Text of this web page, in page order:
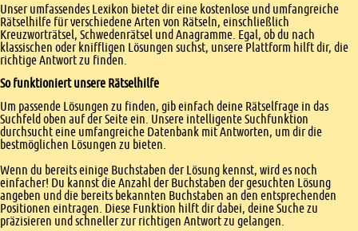
Unser umfassendes Lexikon bietet dir eine kostenlose und umfangreiche
Rätselhilfe für verschiedene Arten von Rätseln, einschließlich
Kreuzworträtsel, Schwedenrätsel und Anagramme. Egal, ob du nach
klassischen oder kniffligen Lösungen suchst, unsere Plattform hilft dir, die
richtige Antwort zu finden.
So funktioniert unsere Rätselhilfe
Um passende Lösungen zu finden, gib einfach deine Rätselfrage in das
Suchfeld oben auf der Seite ein. Unsere intelligente Suchfunktion
durchsucht eine umfangreiche Datenbank mit Antworten, um dir die
bestmöglichen Lösungen zu bieten.
Wenn du bereits einige Buchstaben der Lösung kennst, wird es noch
einfacher! Du kannst die Anzahl der Buchstaben der gesuchten Lösung
angeben und die bereits bekannten Buchstaben an den entsprechenden
Positionen eintragen. Diese Funktion hilft dir dabei, deine Suche zu
präzisieren und schneller zur richtigen Antwort zu gelangen.